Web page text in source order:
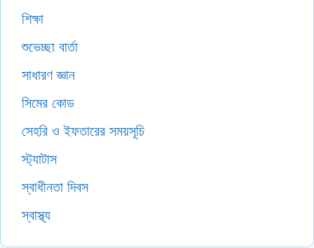
শিক্ষা
শুভেচ্ছা বার্তা
সাধারণ জ্ঞান
সিমের কোড
সেহরি ও ইফতারের সময়সূচি
স্ট্যাটাস
স্বাধীনতা দিবস
স্বাস্থ্য